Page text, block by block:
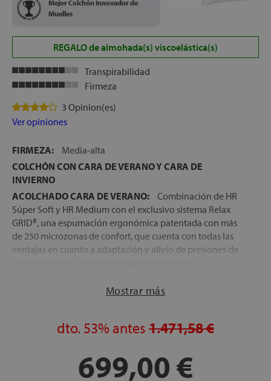
Mejor Colchón Innovador de
Muelles
REGALO de almohada(s) viscoelástica(s)
Transpirabilidad
Firmeza
3 Opinion(es)
Ver opiniones
FIRMEZA:
Media-alta
COLCHÓN CON CARA DE VERANO Y CARA DE
INVIERNO
ACOLCHADO CARA DE VERANO:
Combinación de HR
Súper Soft y HR Medium con el exclusivo sistema Relax
GRID®, una espumación ergonómica patentada con más
de 250 microzonas de confort, que cuenta con todas las
ventajas en cuanto a adaptación y alivio de presiones de
una tumbada muy acogedora, con un plus de adaptación
Bloque de Muelles ensacados con 5 zonas de
firmeza diferenciadas, que aportan la firmeza idónea a
Mostrar más
dto. 53% antes 1.471,58 €
699,00 €